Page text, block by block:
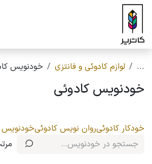
صرف نظر و مشاهده محتوا
... لوازم کادوئی و فانتزی خودنویس
خودنویس کادوئی
خودکار کادوئیروان نویس کادوئیخودنویس